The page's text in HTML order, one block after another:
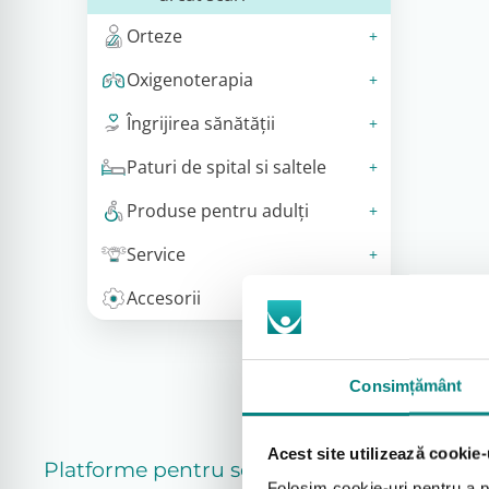
Consimțământ
Acest site utilizează
Orteze
Oxigenoterapia
Îngrijirea sănătății
Paturi de spital si saltele
Produse pentru adulţi
Service
Accesorii
Platforme pentru scări drepte